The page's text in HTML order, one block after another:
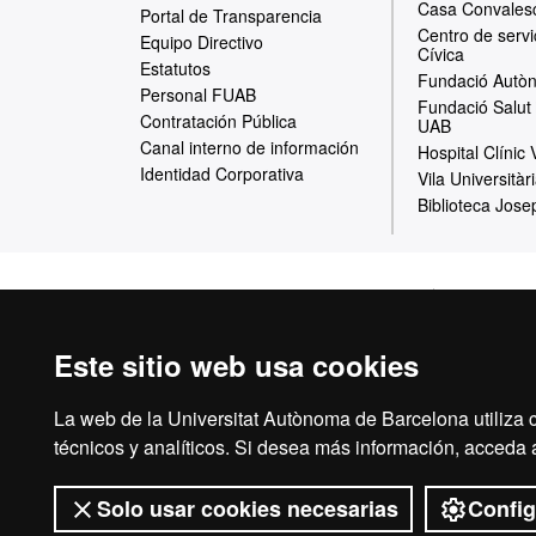
Este sitio web usa cookies
La web de la Universitat Autònoma de Barcelona utiliza
técnicos y analíticos. Si desea más información, acceda
Solo usar cookies necesarias
Portal de Transparencia
Equipo Directivo
Estatutos
Personal FUAB
Contratación Pública
Canal interno de información
Identidad Corporativa
Casa
Centro de
Cívica
Fundació
Fundació
UAB
Hospital Clínic
Vila
Biblioteca
La Fundació
Autònoma de
investigación y
vinculados a la